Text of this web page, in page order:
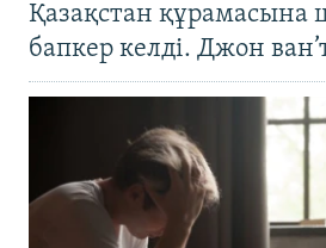
Қазақстан құрамасына
бапкер келді. Джон